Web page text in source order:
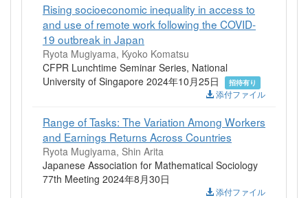
Rising socioeconomic inequality in access to
and use of remote work following the COVID-
19 outbreak in Japan
Ryota Mugiyama, Kyoko Komatsu
CFPR Lunchtime Seminar Series, National
University of Singapore 2024年10月25日
招待有り
添付ファイル
Range of Tasks: The Variation Among Workers
and Earnings Returns Across Countries
Ryota Mugiyama, Shin Arita
Japanese Association for Mathematical Sociology
77th Meeting 2024年8月30日
添付ファイル